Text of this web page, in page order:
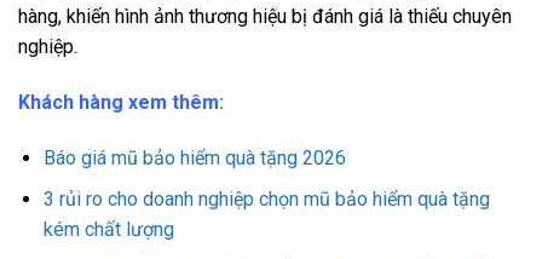
hàng, khiến hình ảnh thương hiệu bị đánh giá là thiếu chuyên
nghiệp.
Khách hàng xem thêm:
Báo giá mũ bảo hiểm quà tặng 2026
3 rủi ro cho doanh nghiệp chọn mũ bảo hiểm quà tặng
kém chất lượng